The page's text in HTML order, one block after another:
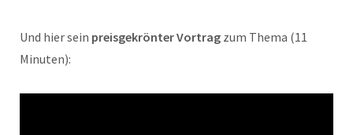
Und hier sein preisgekrönter Vortrag zum Thema (11
Minuten):